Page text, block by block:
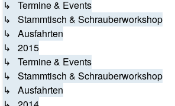
↳ Termine & Events
↳ Stammtisch & Schrauberworkshop
↳ Ausfahrten
↳ 2015
↳ Termine & Events
↳ Stammtisch & Schrauberworkshop
↳ Ausfahrten